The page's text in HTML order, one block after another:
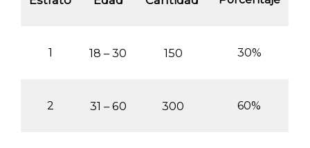
1 18 – 30 150 30%
2 31 – 60 300 60%